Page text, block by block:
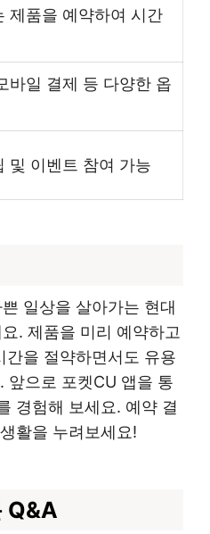
제품을 예약하여 시간
바일 결제 등 다양한 옵
및 이벤트 참여 가능
일상을 살아가는 현대
. 제품을 미리 예약하고
간을 절약하면서도 유용
앞으로 포켓CU 앱을 통
경험해 보세요. 예약 결
활을 누려보세요!
Q&A